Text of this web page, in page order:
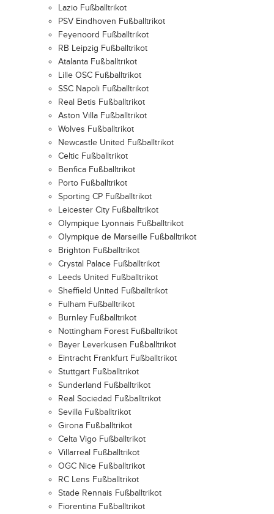
Lazio Fußballtrikot
PSV Eindhoven Fußballtrikot
Feyenoord Fußballtrikot
RB Leipzig Fußballtrikot
Atalanta Fußballtrikot
Lille OSC Fußballtrikot
SSC Napoli Fußballtrikot
Real Betis Fußballtrikot
Aston Villa Fußballtrikot
Wolves Fußballtrikot
Newcastle United Fußballtrikot
Celtic Fußballtrikot
Benfica Fußballtrikot
Porto Fußballtrikot
Sporting CP Fußballtrikot
Leicester City Fußballtrikot
Olympique Lyonnais Fußballtrikot
Olympique de Marseille Fußballtrikot
Brighton Fußballtrikot
Crystal Palace Fußballtrikot
Leeds United Fußballtrikot
Sheffield United Fußballtrikot
Fulham Fußballtrikot
Burnley Fußballtrikot
Nottingham Forest Fußballtrikot
Bayer Leverkusen Fußballtrikot
Eintracht Frankfurt Fußballtrikot
Stuttgart Fußballtrikot
Sunderland Fußballtrikot
Real Sociedad Fußballtrikot
Sevilla Fußballtrikot
Girona Fußballtrikot
Celta Vigo Fußballtrikot
Villarreal Fußballtrikot
OGC Nice Fußballtrikot
RC Lens Fußballtrikot
Stade Rennais Fußballtrikot
Fiorentina Fußballtrikot